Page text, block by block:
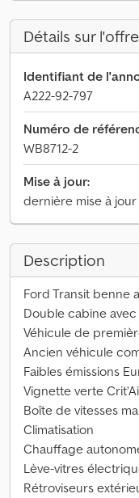
Détails sur l'offre
Identifiant de
A222-92-797
Numéro de
WB8712-2
Mise à jour:
dernière mise à jour
Description
Ford Transit benne
Double cabine avec
Véhicule de
Ancien véhicule
Faibles émissions
Vignette verte
Boîte de vitesses
Climatisation
Chauffage
Lève-vitres
Rétroviseurs